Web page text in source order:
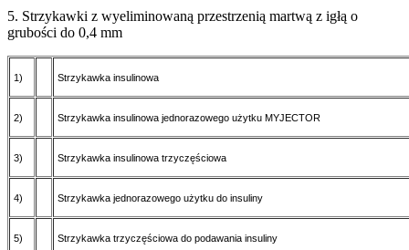
5. Strzykawki z wyeliminowaną przestrzenią martwą z igłą o
grubości do 0,4 mm
1) Strzykawka insulinowa
2) Strzykawka insulinowa jednorazowego użytku MYJECTOR
3) Strzykawka insulinowa trzyczęściowa
4) Strzykawka jednorazowego użytku do insuliny
5) Strzykawka trzyczęściowa do podawania insuliny